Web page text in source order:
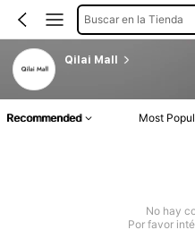
Buscar en la Tienda
Qilai Mall
Recommended Most
No hay
Por favor